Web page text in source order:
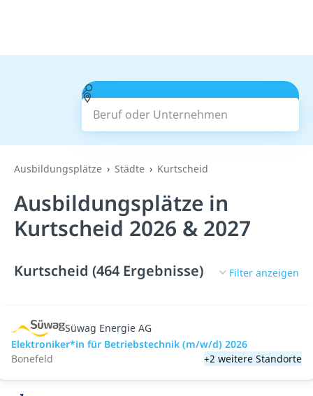
Beruf oder Unternehmen
Suchen
Ausbildungsplätze Städte Kurtscheid
Ausbildungsplätze in
Kurtscheid 2026 & 2027
Kurtscheid (464 Ergebnisse) Filter anzeigen
Süwag Energie AG
Elektroniker*in für Betriebstechnik (m/w/d) 2026
Bonefeld
+2 weitere Standorte